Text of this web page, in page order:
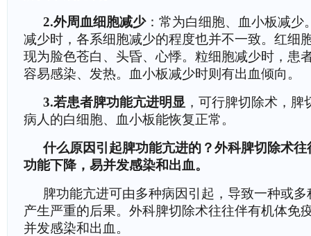
2.外周血细胞减少：常为白细胞、血小板减少
减少时，各系细胞减少的程度也并不一致。红细
现为脸色苍白、头昏、心悸。粒细胞减少时，患
容易感染、发热。血小板减少时则有出血倾向。
3.若患者脾功能亢进明显 ，可行脾切除术，脾
病人的白细胞、血小板能恢复正常。
什么原因引起脾功能亢进的？外科脾切除术
功能下降，易并发感染和出血。
脾功能亢进可由多种病因引起，导致一种或
产生严重的后果。外科脾切除术往往伴有机体免
并发感染和出血。